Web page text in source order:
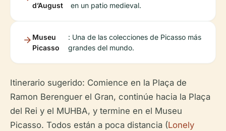
d’August
en un patio medieval.
Museu
Picasso
: Una de las colecciones de Picasso más
grandes del mundo.
Itinerario sugerido: Comience en la Plaça de
Ramon Berenguer el Gran, continúe hacia la Plaça
del Rei y el MUHBA, y termine en el Museu
Picasso. Todos están a poca distancia (Lonely